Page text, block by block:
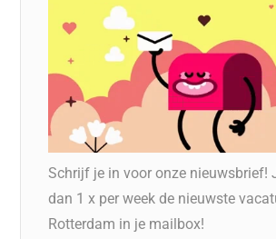
Schrijf je in voor onze nieuwsbrief!
dan 1 x per week de nieuwste
Rotterdam in je mailbox!